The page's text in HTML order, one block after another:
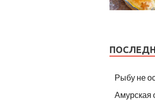
Рыбу не
Амурская